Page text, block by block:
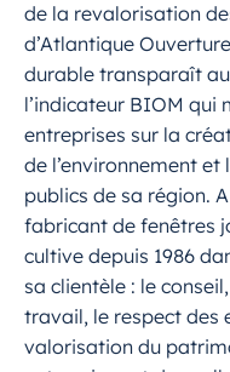
de la revalorisation
d’Atlantique
durable transparaît
l’indicateur BIOM qui
entreprises sur la
de l’environnement
publics de sa région.
fabricant de fenêtres
cultive depuis 1986
sa clientèle : le
travail, le respect des
valorisation du